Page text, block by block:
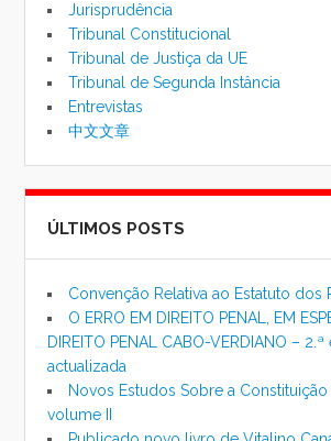
Jurisprudência
Tribunal Constitucional
Tribunal de Justiça da UE
Tribunal de Segunda Instância
Entrevistas
中文文章
ÚLTIMOS POSTS
Convenção Relativa ao Estatuto dos
O ERRO EM DIREITO PENAL, EM
DIREITO PENAL CABO-VERDIANO –
actualizada
Novos Estudos Sobre a
volume II